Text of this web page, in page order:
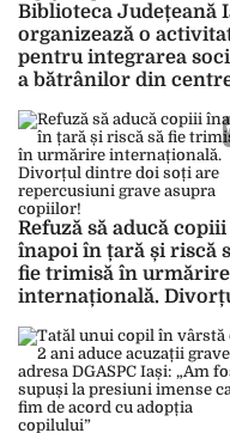
Biblioteca Județeană
organizează o
pentru integrarea
a bătrânilor din
Refuză să aducă copiii
înapoi în țară și riscă
fie trimisă în urmărire
internațională.
repercusiuni grave
asupra copiilor!